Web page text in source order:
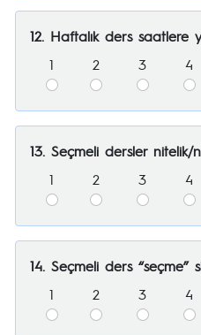
12. Haftalık ders saatlere
1
2 3 4
13. Seçmeli dersler
1
2 3 4
14. Seçmeli ders “seçme”
1
2 3 4